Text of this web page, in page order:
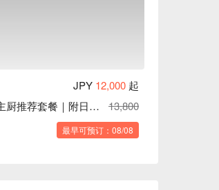
JPY 12,000 起
FunNow 限定｜主厨推荐套餐｜附日本酒｜赠送饮品 1 杯
13,800
最早可预订：08/08